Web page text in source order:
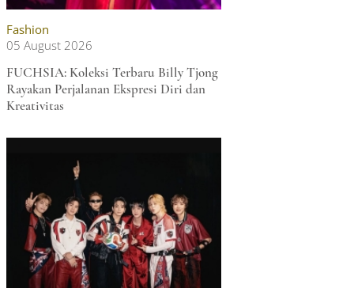
Fashion
05 August 2026
FUCHSIA: Koleksi Terbaru Billy Tjong
Rayakan Perjalanan Ekspresi Diri dan
Kreativitas